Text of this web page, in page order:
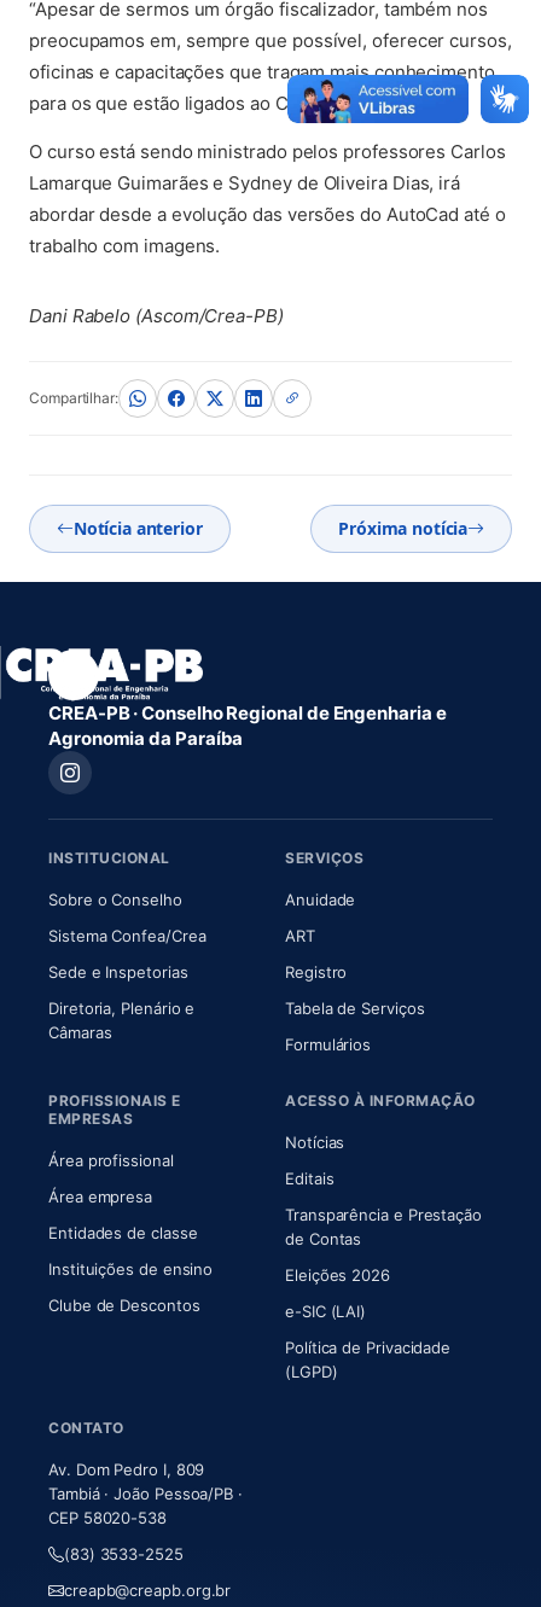
“Apesar de sermos um órgão fiscalizador, também nos
preocupamos em, sempre que possível, oferecer cursos,
oficinas e capacitações que tragam mais conhecimento
para os que estão ligados ao Conselho”, explicou.
O curso está sendo ministrado pelos professores Carlos
Lamarque Guimarães e Sydney de Oliveira Dias, irá
abordar desde a evolução das versões do AutoCad até o
trabalho com imagens.
(abre em nova aba)
Dani Rabelo (Ascom/Crea-PB)
Compartilhar:
Notícia anterior Próxima notícia
CREA-PB · Conselho Regional de Engenharia e
Agronomia da Paraíba
INSTITUCIONAL
Sobre o Conselho(abre em nova aba)
Sistema Confea/Crea(abre em nova aba)
Sede e Inspetorias
Diretoria, Plenário e
Câmaras(abre em nova aba)
SERVIÇOS
Anuidade
ART(abre em nova aba)
Registro
Tabela de Serviços
Formulários
PROFISSIONAIS E
EMPRESAS
Área profissional
Área empresa
Entidades de classe
Instituições de ensino
Clube de Descontos
ACESSO À INFORMAÇÃO
Notícias
Editais
Transparência e Prestação
de Contas
Eleições 2026
e-SIC (LAI)
Política de Privacidade
(LGPD)
CONTATO
Av. Dom Pedro I, 809
Tambiá · João Pessoa/PB ·
CEP 58020-538
(83) 3533-2525
creapb@creapb.org.br